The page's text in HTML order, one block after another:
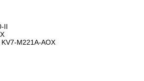
II
M221A-AOX